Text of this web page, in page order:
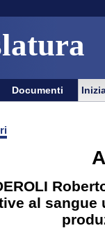
Documenti
al sangue